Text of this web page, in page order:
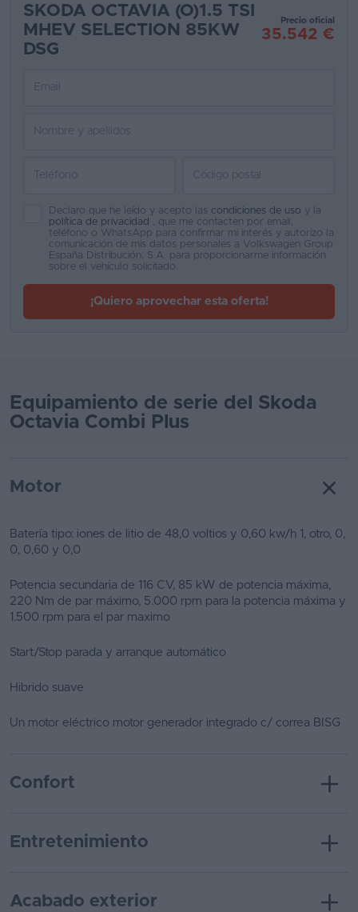
de
opiniones
Comparador
Vender
coche
Blog
Ventas
SKODA OCTAVIA (O)1.5 TSI
MHEV SELECTION 85KW
DSG
Precio oficial
35.542 €
Declaro que he leído y acepto las condiciones de uso y la
política de privacidad , que me contacten por email,
teléfono o WhatsApp para confirmar mi interés y autorizo la
comunicación de mis datos personales a Volkswagen Group
España Distribución, S.A. para proporcionarme información
sobre el vehículo solicitado.
¡Quiero aprovechar esta oferta!
Equipamiento de serie del Skoda
Octavia Combi Plus
Motor
Batería tipo: iones de litio de 48,0 voltios y 0,60 kw/h 1, otro, 0,
0, 0,60 y 0,0
Potencia secundaria de 116 CV, 85 kW de potencia máxima,
220 Nm de par máximo, 5.000 rpm para la potencia máxima y
1.500 rpm para el par maximo
Start/Stop parada y arranque automático
Hibrido suave
Un motor eléctrico motor generador integrado c/ correa BISG
Confort
Entretenimiento
Acabado exterior